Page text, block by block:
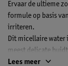
Ervaar de ultieme
formule op basis
irriteren.
Dit micellaire
meest delicate
Na gebruik voelt je
Lees meer